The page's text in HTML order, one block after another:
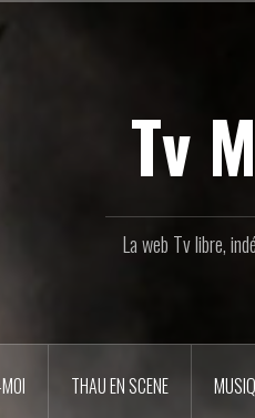
Tv
La web Tv libre,
THAU EN SCENE